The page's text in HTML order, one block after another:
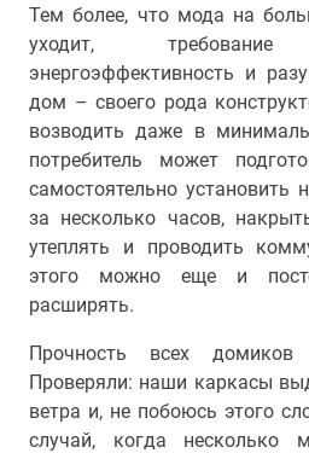
Тем более, что мода на
уходит,
энергоэффективность и
дом – своего рода
возводить даже в
потребитель может
самостоятельно установить
за несколько часов,
утеплять и проводить
этого можно еще и
расширять.
Прочность всех
Проверяли: наши каркасы
ветра и, не побоюсь этого
случай, когда несколько